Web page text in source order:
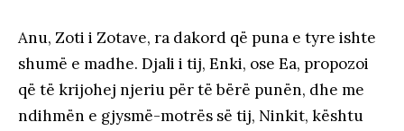
Anu, Zoti i Zotave, ra dakord që puna e tyre ishte
shumë e madhe. Djali i tij, Enki, ose Ea, propozoi
që të krijohej njeriu për të bërë punën, dhe me
ndihmën e gjysmë-motrës së tij, Ninkit, kështu